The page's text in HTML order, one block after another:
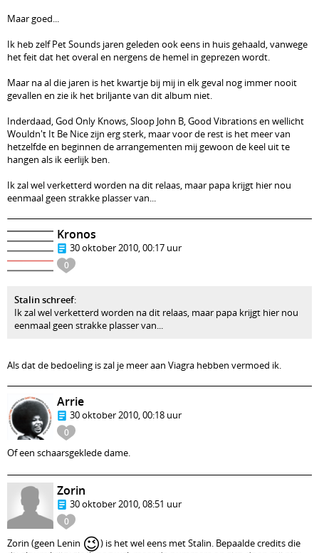
Maar goed...
Ik heb zelf Pet Sounds jaren geleden ook eens in huis gehaald, vanwege
het feit dat het overal en nergens de hemel in geprezen wordt.
Maar na al die jaren is het kwartje bij mij in elk geval nog immer nooit
gevallen en zie ik het briljante van dit album niet.
Inderdaad, God Only Knows, Sloop John B, Good Vibrations en wellicht
Wouldn't It Be Nice zijn erg sterk, maar voor de rest is het meer van
hetzelfde en beginnen de arrangementen mij gewoon de keel uit te
hangen als ik eerlijk ben.
Ik zal wel verketterd worden na dit relaas, maar papa krijgt hier nou
eenmaal geen strakke plasser van...
0
Kronos
30 oktober 2010, 00:17 uur
Stalin schreef:
Ik zal wel verketterd worden na dit relaas, maar papa krijgt hier nou
eenmaal geen strakke plasser van...
Als dat de bedoeling is zal je meer aan Viagra hebben vermoed ik.
0
Arrie
30 oktober 2010, 00:18 uur
Of een schaarsgeklede dame.
0
Zorin
30 oktober 2010, 08:51 uur
Zorin (geen Lenin 😉) is het wel eens met Stalin. Bepaalde credits die